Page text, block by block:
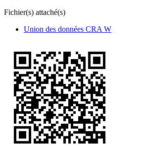
Fichier(s) attaché(s)
Union des données CRA W